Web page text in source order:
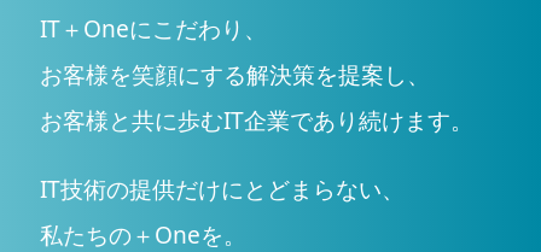
IT＋Oneにこだわり、
お客様を笑顔にする解決策を提案し、
お客様と共に歩むIT企業であり続けます。
IT技術の提供だけにとどまらない、
私たちの＋Oneを。